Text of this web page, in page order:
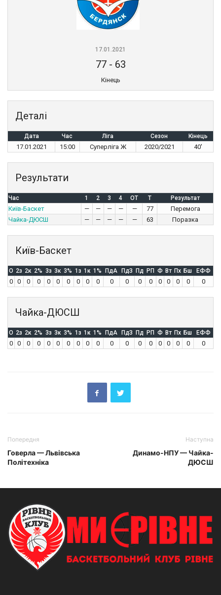
17.01.2021
77- 63
Кінець
Деталі
Дата Час Ліга Сезон Кінець
17.01.2021 15:00 Суперліга Ж 2020/2021 40'
Результати
Час 1 2 3 4 OT T Результат
Київ-Баскет — — — — — 77
Перемога
Чайка-ДЮСШ
— — — — — 63 Поразка
Київ-Баскет
O 2з 2к 2% 3з 3к 3% 1з 1к 1% ПдА ПдЗ Пд РП Ф Вт Пх Бш ЕФФ
0 0 0 0 0 0 0 0 0 0 0 0 0 0 0 0 0 0 0
Чайка-ДЮСШ
O 2з 2к 2% 3з 3к 3% 1з 1к 1% ПдА ПдЗ Пд РП Ф Вт Пх Бш ЕФФ
0 0 0 0 0 0 0 0 0 0 0 0 0 0 0 0 0 0 0
Попередня
Говерла — Львівська
Політехніка
Наступна
Динамо-НПУ — Чайка-
ДЮСШ